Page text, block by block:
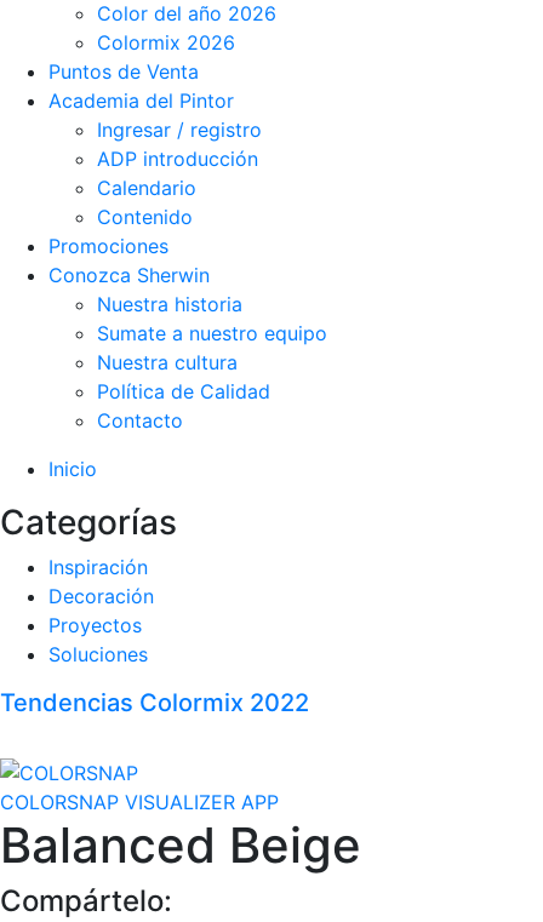
Color del año 2026
Colormix 2026
Puntos de Venta
Academia del Pintor
Ingresar / registro
ADP introducción
Calendario
Contenido
Promociones
Conozca Sherwin
Nuestra historia
Sumate a nuestro equipo
Nuestra cultura
Política de Calidad
Contacto
Inicio
Categorías
Inspiración
Decoración
Proyectos
Soluciones
Tendencias Colormix 2022
COLORSNAP VISUALIZER APP
Balanced Beige
Compártelo: